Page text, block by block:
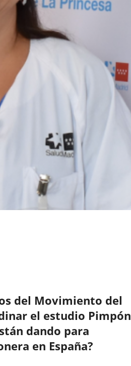
del Movimiento del
el estudio Pimpón
dando para
en España?